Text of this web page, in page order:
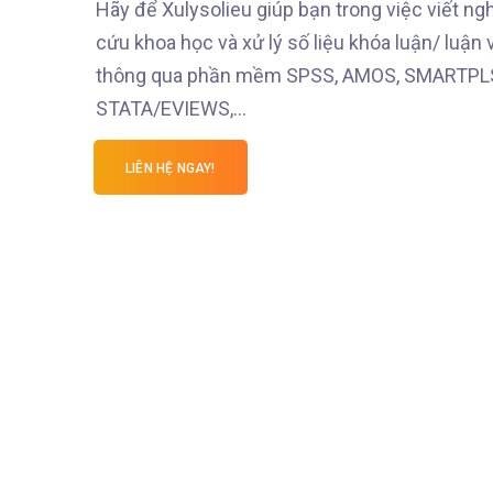
Hãy để Xulysolieu giúp bạn trong việc viết
cứu khoa học và xử lý số liệu khóa luận/ luận
thông qua phần mềm SPSS, AMOS,
STATA/EVIEWS,…
LIÊN HỆ NGAY!